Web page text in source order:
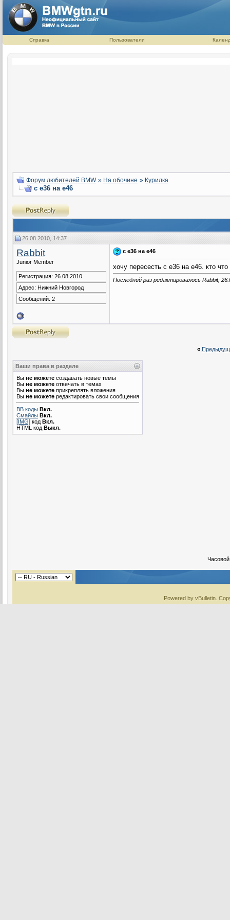
Справка Пользователи
Форум любителей BMW » На обочине » Курилка
с e36 на e46
26.08.2010, 14:37
Rabbit
Junior Member
Регистрация: 26.08.2010
Адрес: Нижний Новгород
Сообщений: 2
с e36 на e46
хочу пересесть с е36 на е46. кто
Последний раз редактировалось Rabbit;
«
Ваши права в разделе
Вы не можете создавать новые темы
Вы не можете отвечать в темах
Вы не можете прикреплять вложения
Вы не можете редактировать свои сообщения
BB коды Вкл.
Смайлы Вкл.
[IMG] код Вкл.
HTML код Выкл.
Powered by vBulletin.